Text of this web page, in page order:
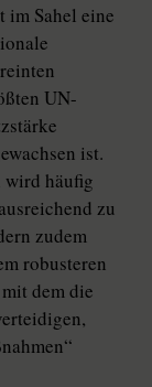
im Sahel eine
UN-
ist.
wird häufig
zu
zudem
robusteren
dem die